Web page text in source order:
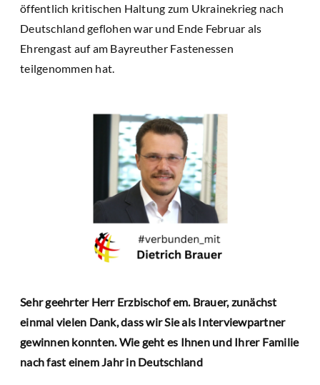
öffentlich kritischen Haltung zum Ukrainekrieg nach
Deutschland geflohen war und Ende Februar als
Ehrengast auf am Bayreuther Fastenessen
teilgenommen hat.
Sehr geehrter Herr Erzbischof em. Brauer, zunächst
einmal vielen Dank, dass wir Sie als Interviewpartner
gewinnen konnten. Wie geht es Ihnen und Ihrer Familie
nach fast einem Jahr in Deutschland